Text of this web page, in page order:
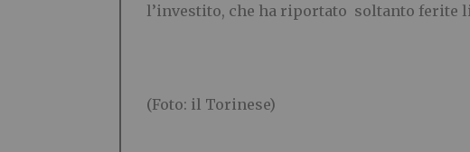
l’investito, che ha riportato soltanto ferite
(Foto: il Torinese)